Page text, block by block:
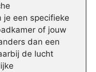
je een specifieke
of jouw
dan een
de lucht